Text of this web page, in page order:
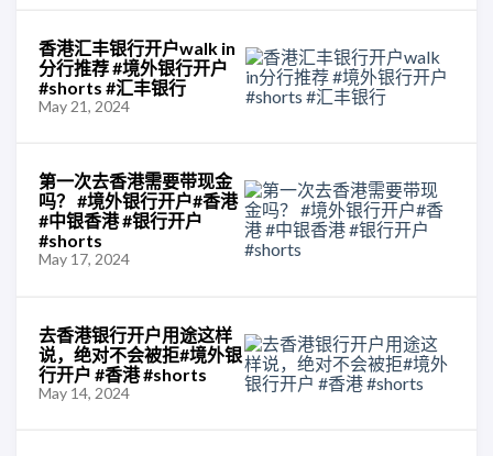
香港汇丰银行开户walk in
分行推荐 #境外银行开户
#shorts #汇丰银行
May 21, 2024
第一次去香港需要带现金
吗？ #境外银行开户#香港
#中银香港 #银行开户
#shorts
May 17, 2024
去香港银行开户用途这样
说，绝对不会被拒#境外银
行开户 #香港 #shorts
May 14, 2024